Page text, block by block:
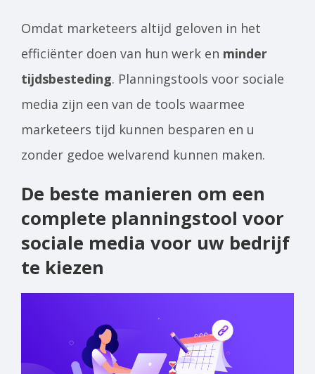
Omdat marketeers altijd geloven in het
efficiënter doen van hun werk en minder
tijdsbesteding. Planningstools voor sociale
media zijn een van de tools waarmee
marketeers tijd kunnen besparen en u
zonder gedoe welvarend kunnen maken.
De beste manieren om een
complete planningstool voor
sociale media voor uw bedrijf
te kiezen